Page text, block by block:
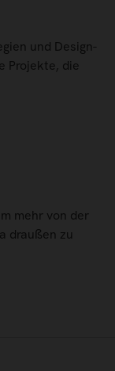
und Design-
Projekte, die
mehr von der
draußen zu